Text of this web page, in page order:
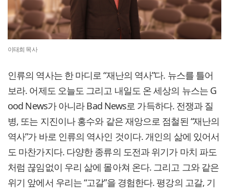
이태희 목사
인류의 역사는 한 마디로 “재난의 역사”다. 뉴스를 틀어
보라. 어제도 오늘도 그리고 내일도 온 세상의 뉴스는 G
ood News가 아니라 Bad News로 가득하다. 전쟁과 질
병, 또는 지진이나 홍수와 같은 재앙으로 점철된 “재난의
역사”가 바로 인류의 역사인 것이다. 개인의 삶에 있어서
도 마찬가지다. 다양한 종류의 도전과 위기가 마치 파도
처럼 끊임없이 우리 삶에 몰아쳐 온다. 그리고 그와 같은
위기 앞에서 우리는 “고갈”을 경험한다. 평강의 고갈, 기